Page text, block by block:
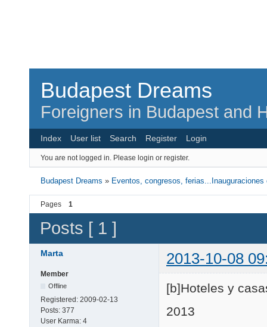
Budapest Dreams
Foreigners in Budapest and
Index User list Search Register Login
You are not logged in. Please login or register.
Budapest Dreams » Eventos, congresos,
Pages 1
Posts [ 1 ]
Marta 2013-10-08
Member
Offline
Registered: 2009-02-13
Posts: 377
User Karma: 4
[b]Hoteles y
2013